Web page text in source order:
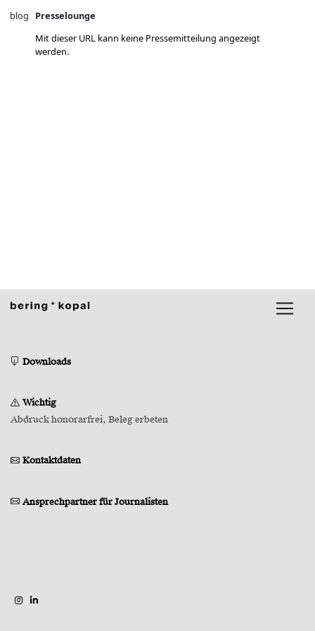
blog
Presselounge
Mit dieser URL kann keine Pressemitteilung angezeigt
werden.
Downloads
Wichtig
Abdruck honorarfrei, Beleg erbeten
Kontaktdaten
Ansprechpartner für Journalisten